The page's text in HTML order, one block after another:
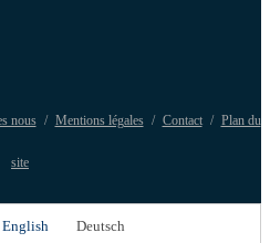
nous / Mentions légales / Contact / Plan du
site
English Deutsch